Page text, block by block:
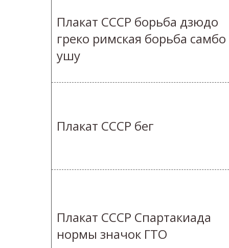
Плакат СССР борьба дзюдо
греко римская борьба самбо
ушу
Плакат СССР бег
Плакат СССР Спартакиада
нормы значок ГТО